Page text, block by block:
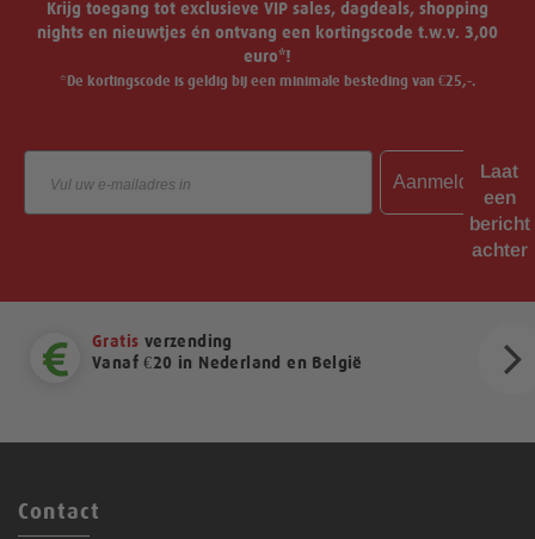
Krijg toegang tot exclusieve VIP sales, dagdeals, shopping
nights en nieuwtjes én ontvang een kortingscode t.w.v. 3,00
euro*!
*De kortingscode is geldig bij een minimale besteding van €25,-.
Email
Aanmelden
Gratis verzending
Vanaf €20 in Nederland en België
Contact
Laat
een
bericht
achter